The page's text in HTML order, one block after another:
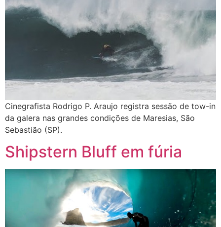
Cinegrafista Rodrigo P. Araujo registra sessão de tow-in
da galera nas grandes condições de Maresias, São
Sebastião (SP).
Shipstern Bluff em fúria